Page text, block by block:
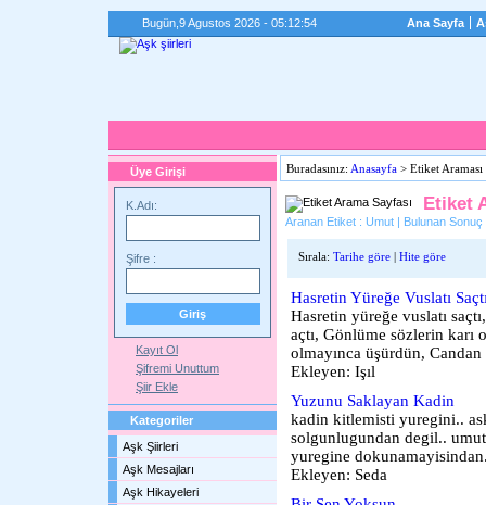
Bugün, 9 Agustos 2026 - 05:12:54 Ana Sayfa
Üye Girişi
K.Adı:
Şifre :
Kayıt Ol
Şifremi Unuttum
Şiir Ekle
Kategoriler
Aşk Şiirleri
Aşk Mesajları
Aşk Hikayeleri
Buradasınız: Anasayfa > Etiket
Etiket
Aranan Etiket : Umut | Bulunan Sonuç
Sırala: Tarihe göre | Hite göre
Hasretin Yüreğe Vuslatı
Hasretin yüreğe vuslatı
açtı, Gönlüme sözlerin
olmayınca üşürdün,
Ekleyen: Işıl
Yuzunu Saklayan Kadin
kadin kitlemisti yuregini..
solgunlugundan degil..
yuregine
Ekleyen: Seda